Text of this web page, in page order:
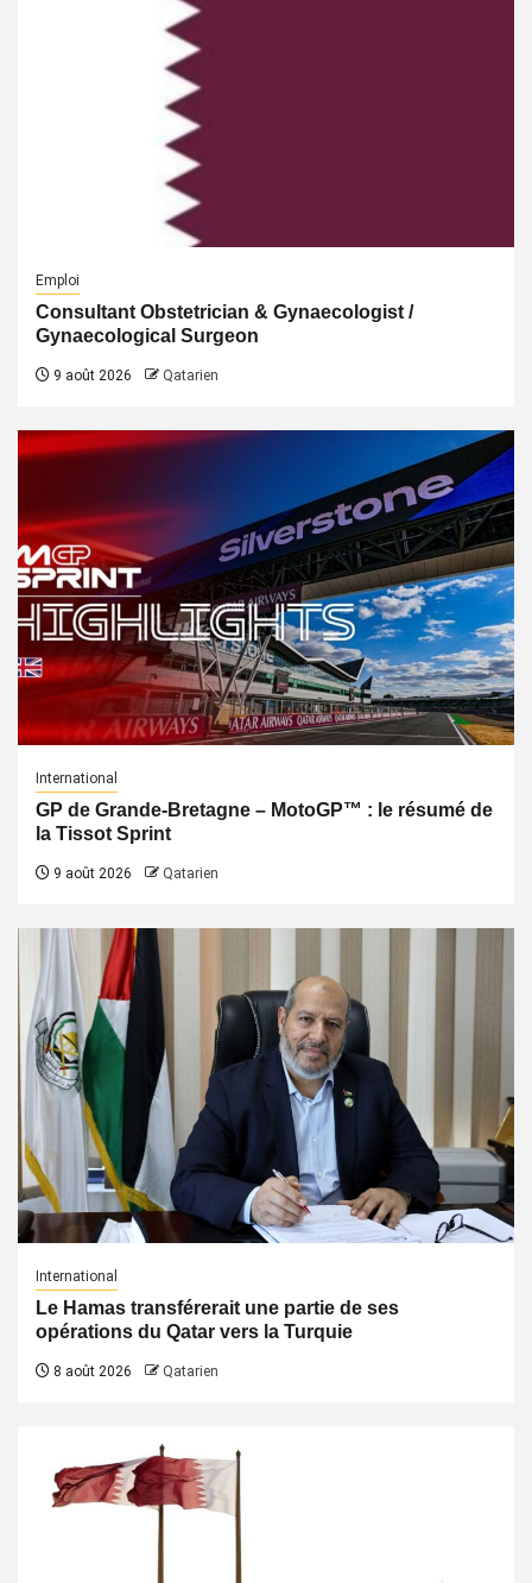
Emploi
Consultant Obstetrician & Gynaecologist /
Gynaecological Surgeon
9 août 2026 Qatarien
International
GP de Grande-Bretagne – MotoGP™ : le résumé de
la Tissot Sprint
9 août 2026 Qatarien
International
Le Hamas transférerait une partie de ses
opérations du Qatar vers la Turquie
8 août 2026 Qatarien